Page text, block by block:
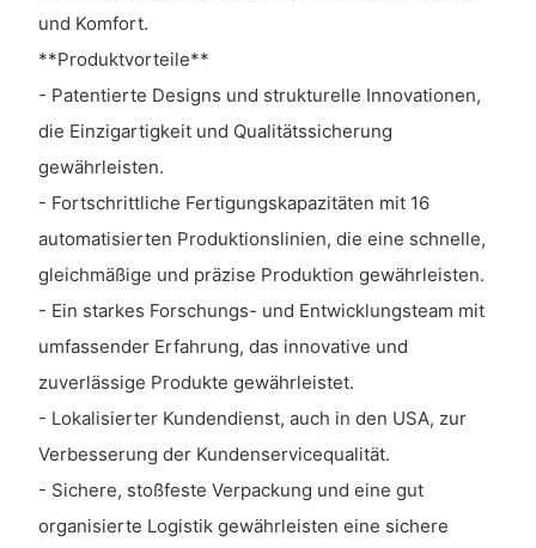
und Komfort.
**Produktvorteile**
- Patentierte Designs und strukturelle Innovationen,
die Einzigartigkeit und Qualitätssicherung
gewährleisten.
- Fortschrittliche Fertigungskapazitäten mit 16
automatisierten Produktionslinien, die eine schnelle,
gleichmäßige und präzise Produktion gewährleisten.
- Ein starkes Forschungs- und Entwicklungsteam mit
umfassender Erfahrung, das innovative und
zuverlässige Produkte gewährleistet.
- Lokalisierter Kundendienst, auch in den USA, zur
Verbesserung der Kundenservicequalität.
- Sichere, stoßfeste Verpackung und eine gut
organisierte Logistik gewährleisten eine sichere